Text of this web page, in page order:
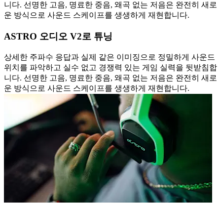
니다. 선명한 고음, 명료한 중음, 왜곡 없는 저음은 완전히 새로
운 방식으로 사운드 스케이프를 생생하게 재현합니다.
ASTRO 오디오 V2로 튜닝
상세한 주파수 응답과 실제 같은 이미징으로 정밀하게 사운드
위치를 파악하고 실수 없고 경쟁력 있는 게임 실력을 뒷받침합
니다. 선명한 고음, 명료한 중음, 왜곡 없는 저음은 완전히 새로
운 방식으로 사운드 스케이프를 생생하게 재현합니다.